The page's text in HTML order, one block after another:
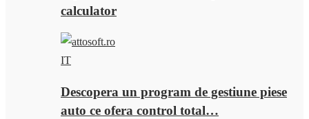
calculator
IT
Descopera un program de gestiune piese
auto ce ofera control total…